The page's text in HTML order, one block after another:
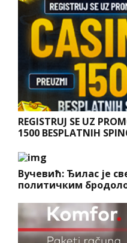
REGISTRUJ SE UZ
1500 BESPLATNIH
Вучевић: Ђилас је
политичким